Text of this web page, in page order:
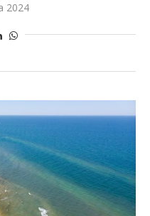
2024